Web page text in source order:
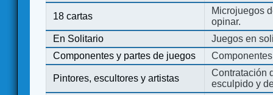
18 cartas
Microjuegos
opinar.
En Solitario
Juegos en
Componentes y partes de juegos
Pintores, escultores y artistas
Contratación
esculpido y